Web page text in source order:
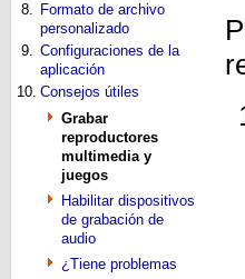
8. Formato de archivo
personalizado
9. Configuraciones de la
aplicación
10. Consejos útiles
Grabar
reproductores
multimedia y
juegos
Habilitar dispositivos
de grabación de
audio
¿Tiene problemas